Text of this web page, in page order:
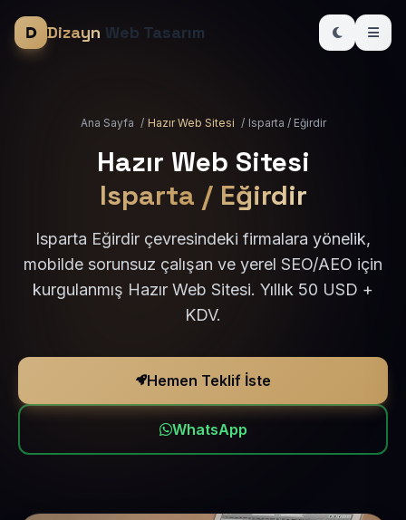
Dizayn Web Tasarım
Ana Sayfa / Hazır Web Sitesi / Isparta / Eğirdir
Hazır Web Sitesi
Isparta / Eğirdir
Isparta Eğirdir çevresindeki firmalara yönelik,
mobilde sorunsuz çalışan ve yerel SEO/AEO için
kurgulanmış Hazır Web Sitesi. Yıllık 50 USD +
KDV.
Hemen Teklif İste
WhatsApp